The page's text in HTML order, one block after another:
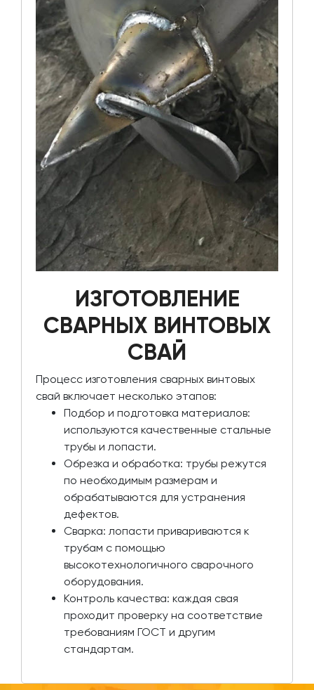
ИЗГОТОВЛЕНИЕ
СВАРНЫХ ВИНТОВЫХ
СВАЙ
Процесс изготовления сварных винтовых
свай включает несколько этапов:
Подбор и подготовка материалов:
используются качественные стальные
трубы и лопасти.
Обрезка и обработка: трубы режутся
по необходимым размерам и
обрабатываются для устранения
дефектов.
Сварка: лопасти привариваются к
трубам с помощью
высокотехнологичного сварочного
оборудования.
Контроль качества: каждая свая
проходит проверку на соответствие
требованиям ГОСТ и другим
стандартам.